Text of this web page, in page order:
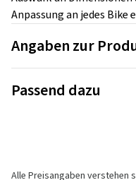
Anpassung an jedes Bike
Angaben zur
Continental Reifen
Passend dazu
Alle Preisangaben verstehen